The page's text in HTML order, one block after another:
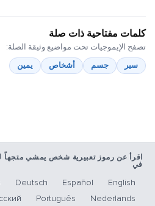
كلمات مفتاحية ذات صلة
تصفح الإيموجيات تحت مواضيع وثيقة الصلة:
سير
جسم أشخاص يمين
اقرأ عن رموز تعبيرية شخص يمشي متجهاً
في
English
Español
Deutsch
Nederlands
Português